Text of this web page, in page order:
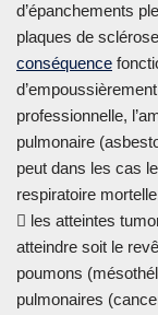
d’épanchements
plaques de
conséquence
professionnelle,
pulmonaire
peut dans les cas
respiratoire
 les atteintes
atteindre soit le
poumons
pulmonaires